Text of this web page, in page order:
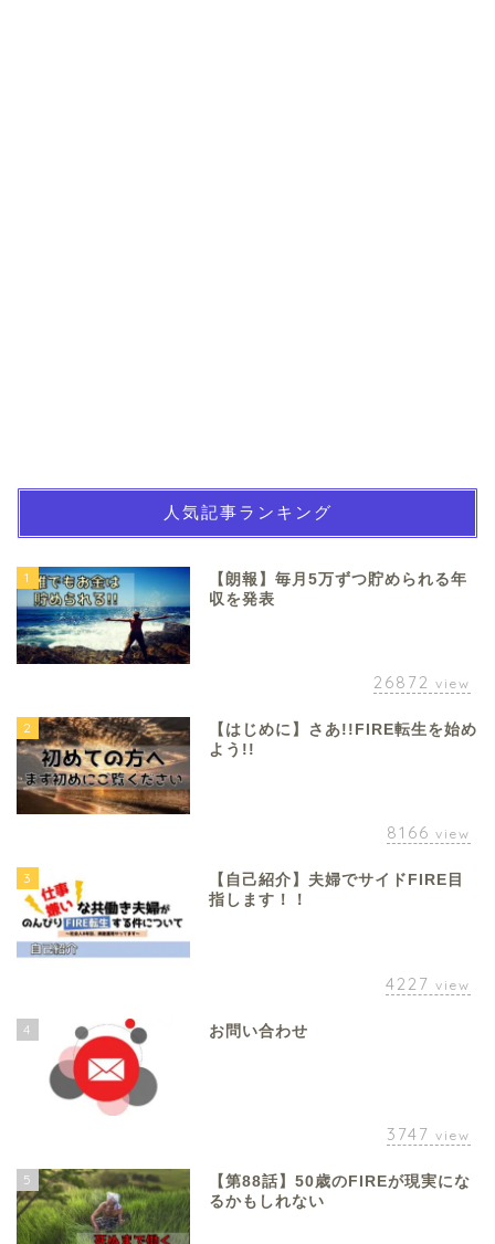
人気記事ランキング
1
【朗報】毎月5万ずつ貯められる年
収を発表
26872 view
2
【はじめに】さあ!!FIRE転生を始め
よう!!
8166 view
3
【自己紹介】夫婦でサイドFIRE目
指します！！
4227 view
4 お問い合わせ
3747 view
5
【第88話】50歳のFIREが現実にな
るかもしれない